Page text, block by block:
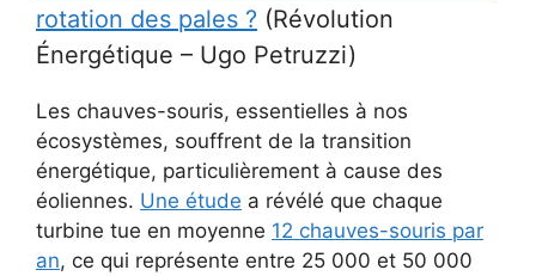
rotation des pales ? (Révolution
Énergétique – Ugo Petruzzi)
Les chauves-souris, essentielles à nos
écosystèmes, souffrent de la transition
énergétique, particulièrement à cause des
éoliennes. Une étude a révélé que chaque
turbine tue en moyenne 12 chauves-souris par
an, ce qui représente entre 25 000 et 50 000